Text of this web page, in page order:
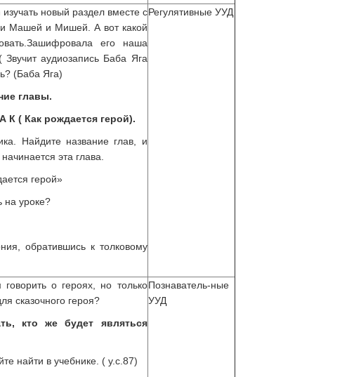
новый раздел вместе с
Машей и Мишей. А вот какой
его наша
Звучит аудиозапись Баба Яга
(Баба Яга)
главы.
( Как рождается герой).
Найдите название глав, и
эта глава.
герой»
на уроке?
обратившись к толковому
Регулятивные УУД
о героях, но только
сказочного героя?
кто же будет являться
найти в учебнике. ( у.с.87)
Познаватель-ные
УУД